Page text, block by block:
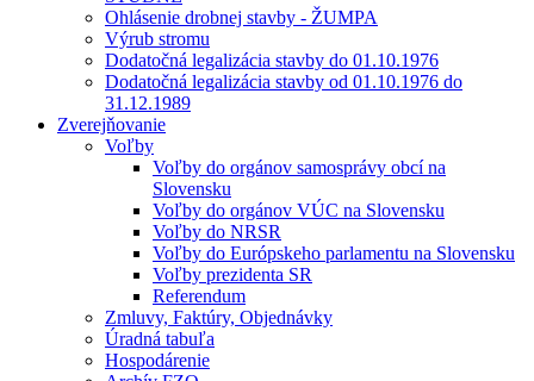
Ohlásenie drobnej stavby - ŽUMPA
Výrub stromu
Dodatočná legalizácia stavby do 01.10.1976
Dodatočná legalizácia stavby od 01.10.1976 do
31.12.1989
Zverejňovanie
Voľby
Voľby do orgánov samosprávy obcí na
Slovensku
Voľby do orgánov VÚC na Slovensku
Voľby do NRSR
Voľby do Európskeho parlamentu na Slovensku
Voľby prezidenta SR
Referendum
Zmluvy, Faktúry, Objednávky
Úradná tabuľa
Hospodárenie